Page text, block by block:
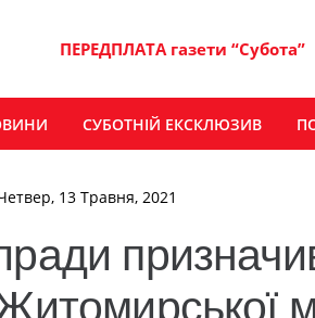
ПЕРЕДПЛАТА газети “Субота”
СУБОТНІЙ ЕКСКЛЮЗИВ
13 Травня, 2021